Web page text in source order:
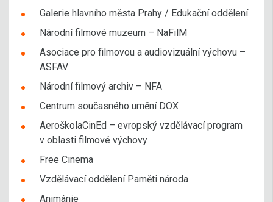
Galerie hlavního města Prahy / Edukační oddělení
Národní filmové muzeum – NaFilM
Asociace pro filmovou a audiovizuální výchovu –
ASFAV
Národní filmový archiv – NFA
Centrum současného umění DOX
AeroškolaCinEd – evropský vzdělávací program
v oblasti filmové výchovy
Free Cinema
Vzdělávací oddělení Paměti národa
Animánie